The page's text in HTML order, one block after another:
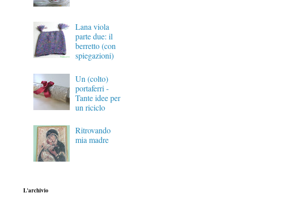
Lana viola
parte due: il
berretto (con
spiegazioni)
Un (colto)
portaferri -
Tante idee per
un riciclo
Ritrovando
mia madre
L'archivio